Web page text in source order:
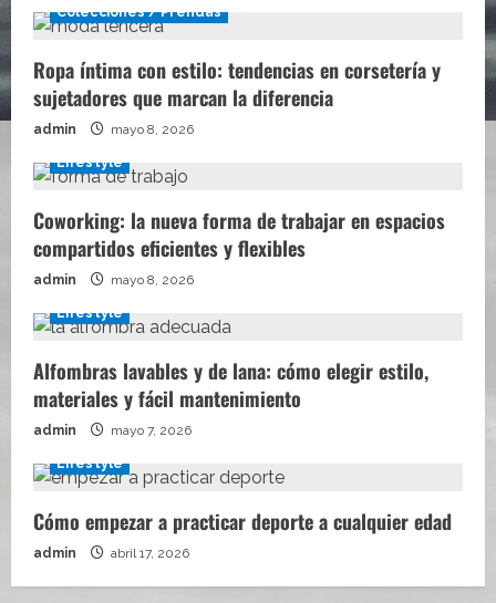
Colecciones / Prendas
Ropa íntima con estilo: tendencias en corsetería y
sujetadores que marcan la diferencia
admin mayo 8, 2026
Lifestyle
Coworking: la nueva forma de trabajar en espacios
compartidos eficientes y flexibles
admin mayo 8, 2026
Lifestyle
Alfombras lavables y de lana: cómo elegir estilo,
materiales y fácil mantenimiento
admin mayo 7, 2026
Lifestyle
Cómo empezar a practicar deporte a cualquier edad
admin abril 17, 2026